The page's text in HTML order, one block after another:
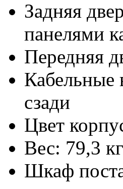
Задняя
панелями
Передняя
Кабельные
сзади
Цвет
Вес: 79,3 кг
Шкаф